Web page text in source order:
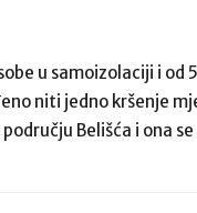
u samoizolaciji i od
niti jedno kršenje
Belišća i ona